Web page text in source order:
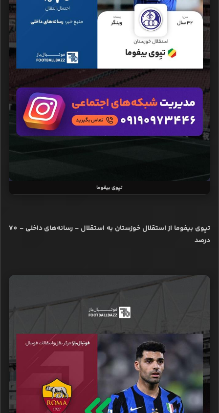
تیِوی بیفوما
تیِوی بیفوما از استقلال خوزستان به استقلال - رسانه‌های داخلی - 70
درصد